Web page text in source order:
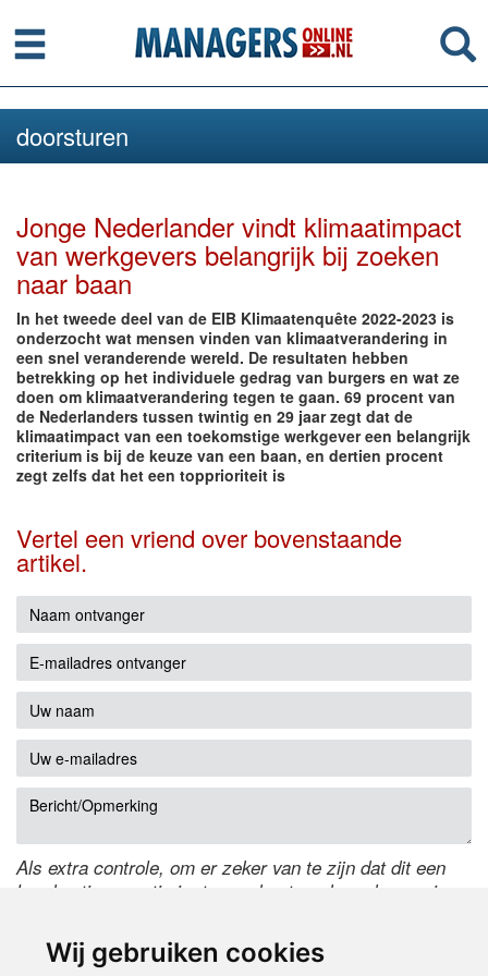
Wij gebruiken cookies
Menu
doorsturen
Jonge Nederlander vindt klimaatimpact
van werkgevers belangrijk bij zoeken
naar baan
In het tweede deel van de EIB Klimaatenquête 2022-2023 is
onderzocht wat mensen vinden van klimaatverandering in
een snel veranderende wereld. De resultaten hebben
betrekking op het individuele gedrag van burgers en wat ze
doen om klimaatverandering tegen te gaan. 69 procent van
de Nederlanders tussen twintig en 29 jaar zegt dat de
klimaatimpact van een toekomstige werkgever een belangrijk
criterium is bij de keuze van een baan, en dertien procent
zegt zelfs dat het een topprioriteit is
Vertel een vriend over bovenstaande
artikel.
Als extra controle, om er zeker van te zijn dat dit een
handmatige reactie is, typ onderstaande code over in
de code te wijzigen.